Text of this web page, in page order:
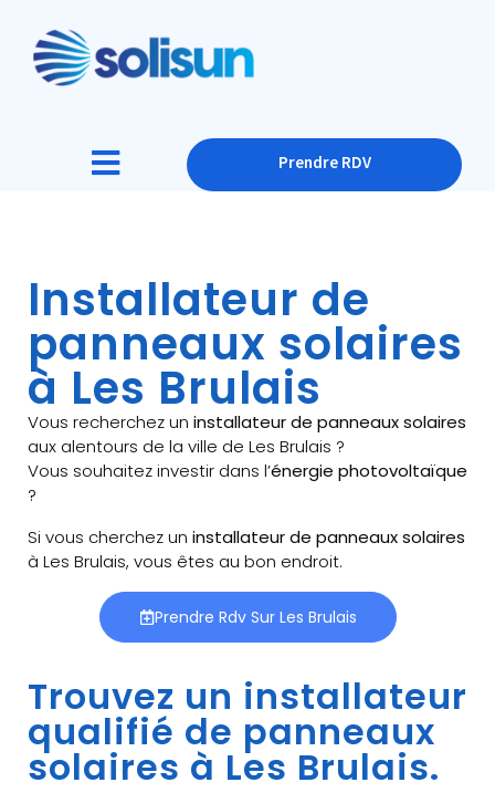
Prendre RDV
Installateur de
panneaux solaires
à Les Brulais
Vous recherchez un installateur de panneaux solaires
aux alentours de la ville de Les Brulais ?
Vous souhaitez investir dans l’énergie photovoltaïque
?
Si vous cherchez un installateur de panneaux solaires
à Les Brulais, vous êtes au bon endroit.
Prendre Rdv Sur Les Brulais
Trouvez un installateur
qualifié de panneaux
solaires à Les Brulais.